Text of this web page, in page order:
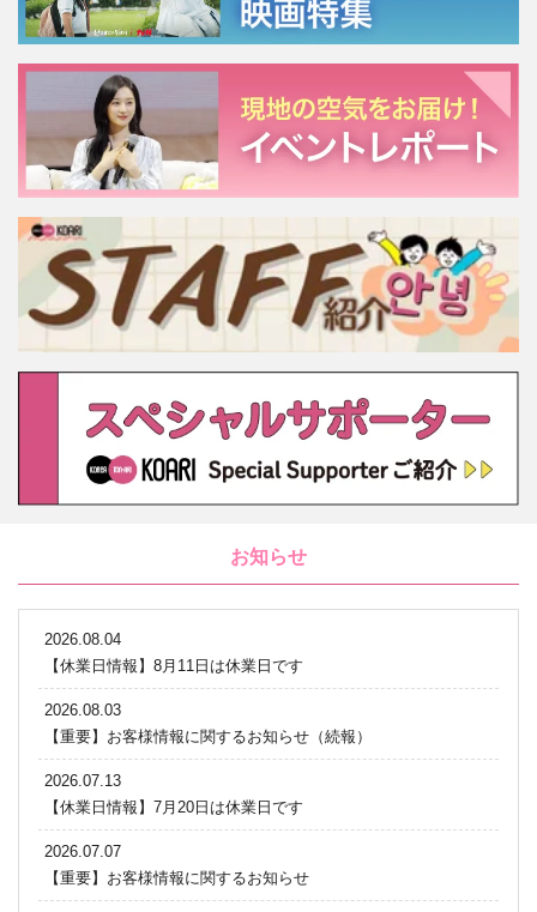
お知らせ
2026.08.04
【休業日情報】8月11日は休業日です
2026.08.03
【重要】お客様情報に関するお知らせ（続報）
2026.07.13
【休業日情報】7月20日は休業日です
2026.07.07
【重要】お客様情報に関するお知らせ